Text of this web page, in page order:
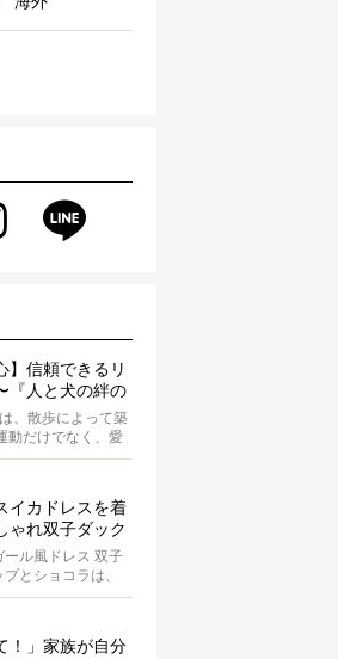
】信頼できるリ
『人と犬の絆の
て築かれる』
＆BEAST〜
、散歩によって築
動だけでなく、愛
める重要な役割
イカドレスを着
ゃれ双子ダック
ルル風ドレス 双子
とショコラは、
を身にまとって
！」家族が自分